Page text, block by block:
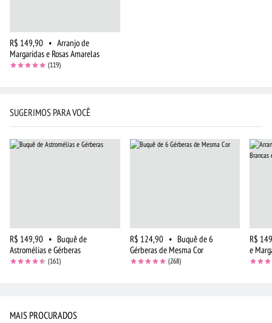
R$ 149,90 • Arranjo de
Margaridas e Rosas Amarelas
(119)
SUGERIMOS PARA VOCÊ
R$ 149,90 • Buquê de
Astromélias e Gérberas
(161)
R$ 124,90 • Buquê de 6
Gérberas de Mesma Cor
(268)
R$
e
MAIS PROCURADOS